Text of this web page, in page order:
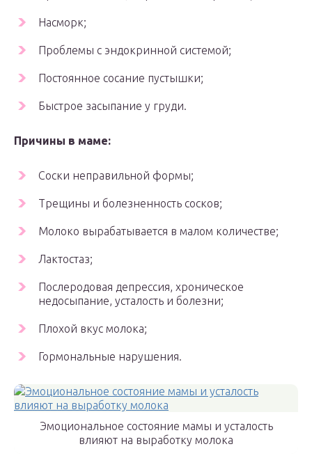
Насморк;
Проблемы с эндокринной системой;
Постоянное сосание пустышки;
Быстрое засыпание у груди.
Причины в маме:
Соски неправильной формы;
Трещины и болезненность сосков;
Молоко вырабатывается в малом количестве;
Лактостаз;
Послеродовая депрессия, хроническое
недосыпание, усталость и болезни;
Плохой вкус молока;
Гормональные нарушения.
Эмоциональное состояние мамы и усталость
влияют на выработку молока